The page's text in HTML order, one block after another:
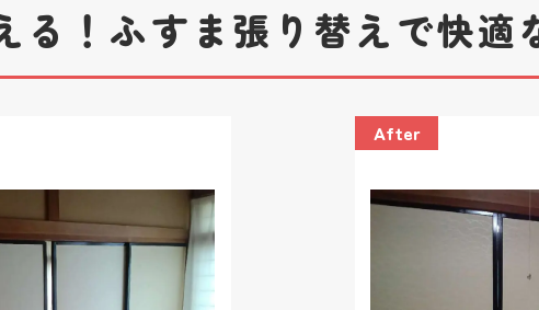
る！ふすま張り替えで快適